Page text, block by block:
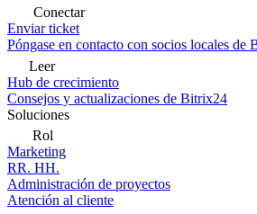
Conectar
Enviar ticket
Póngase en contacto con socios locales de
Leer
Hub de crecimiento
Consejos y actualizaciones de Bitrix24
Soluciones
Rol
Marketing
RR. HH.
Administración de proyectos
Atención al cliente